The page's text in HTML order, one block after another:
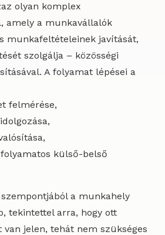
olyan komplex
amely a munkavállalók
munkafeltételeinek javítását,
szolgálja – közösségi
A folyamat lépései a
felmérése,
külső-belső
szempontjából a munkahely
tekintettel arra, hogy ott
jelen, tehát nem szükséges